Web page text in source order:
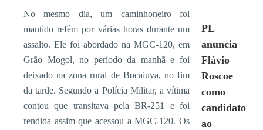
No mesmo dia, um caminhoneiro foi
mantido refém por várias horas durante um
assalto. Ele foi abordado na MGC-120, em
Grão Mogol, no período da manhã e foi
deixado na zona rural de Bocaiuva, no fim
da tarde. Segundo a Polícia Militar, a vítima
contou que transitava pela BR-251 e foi
rendida assim que acessou a MGC-120. Os
PL
anuncia
Flávio
Roscoe
como
candidato
ao